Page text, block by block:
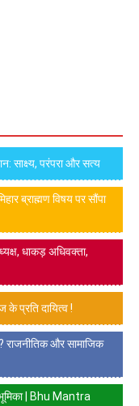
साक्ष्य, परंपरा और सत्य
ब्राह्मण विषय पर सौंपा
धाकड़ अधिवक्ता,
के प्रति दायित्व !
राजनीतिक और सामाजिक
| Bhu Mantra